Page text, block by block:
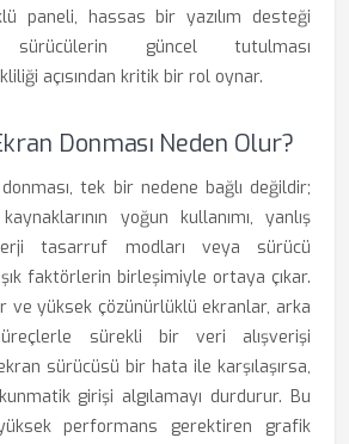
paneli, hassas bir yazılım desteği
sürücülerin güncel tutulması
açısından kritik bir rol oynar.
Donması Neden Olur?
tek bir nedene bağlı değildir;
yoğun kullanımı, yanlış
tasarruf modları veya sürücü
faktörlerin birleşimiyle ortaya çıkar.
ve yüksek çözünürlüklü ekranlar, arka
sürekli bir veri alışverişi
sürücüsü bir hata ile karşılaşırsa,
girişi algılamayı durdurur. Bu
performans gerektiren grafik